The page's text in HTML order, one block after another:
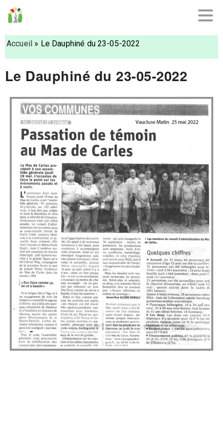
Accueil » Le Dauphiné du 23-05-2022
Le Dauphiné du 23-05-2022